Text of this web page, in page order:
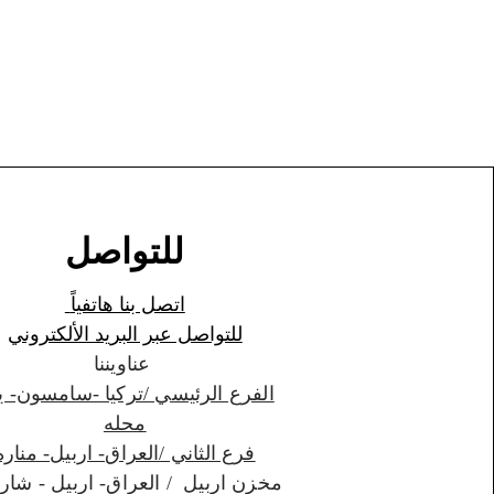
للتواصل
اتصل بنا هاتفياً
للتواصل عبر البريد الألكتروني
الفرع الرئيسي /تركيا -سامسون-
محله
فرع الثاني /العراق- اربيل-